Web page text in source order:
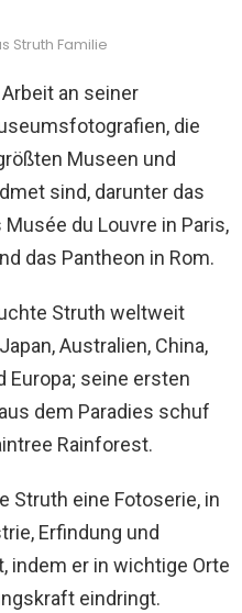
Struth Familie
an seiner
die
Museen und
sind, darunter das
du Louvre in Paris,
das Pantheon in Rom.
Struth weltweit
Australien, China,
Europa; seine ersten
dem Paradies schuf
Rainforest.
Struth eine Fotoserie, in
Erfindung und
indem er in wichtige Orte
eindringt.